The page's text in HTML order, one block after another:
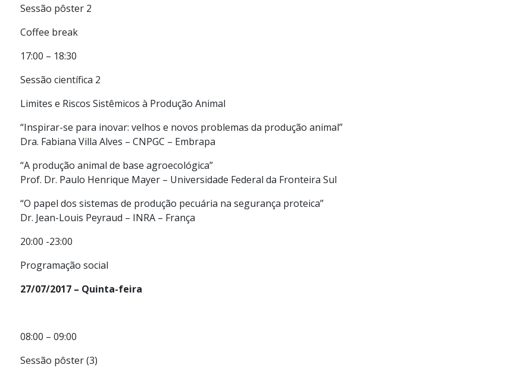
Sessão pôster 2
Coffee break
17:00 – 18:30
Sessão científica 2
Limites e Riscos Sistêmicos à Produção Animal
“Inspirar-se para inovar: velhos e novos problemas da produção animal”
Dra. Fabiana Villa Alves – CNPGC – Embrapa
“A produção animal de base agroecológica”
Prof. Dr. Paulo Henrique Mayer – Universidade Federal da Fronteira Sul
“O papel dos sistemas de produção pecuária na segurança proteica”
Dr. Jean-Louis Peyraud – INRA – França
20:00 -23:00
Programação social
27/07/2017 – Quinta-feira
08:00 – 09:00
Sessão pôster (3)